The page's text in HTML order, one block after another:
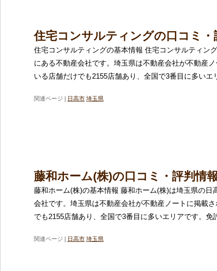
住宅コンサルティングの口コミ・
住宅コンサルティングの基本情報 住宅コンサルティン
にある不動産会社です。埼玉県は不動産会社が不動産
いる店舗だけでも2155店舗あり、全国で3番目に多いエ
関連ページ | 日高市 埼玉県
藤和ホーム(株)の口コミ・評判情
藤和ホーム(株)の基本情報 藤和ホーム(株)は埼玉県の日
会社です。埼玉県は不動産会社が不動産ノートに掲載
でも2155店舗あり、全国で3番目に多いエリアです。免
関連ページ | 日高市 埼玉県